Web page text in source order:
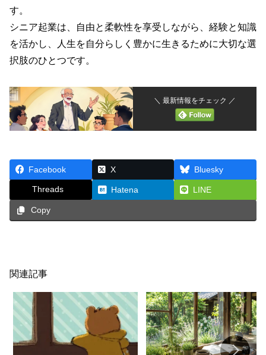
す。
シニア起業は、自由と柔軟性を享受しながら、経験と知識
を活かし、人生を自分らしく豊かに生きるために大切な選
択肢のひとつです。
＼ 最新情報をチェック ／
Facebook X Bluesky
Threads Hatena LINE
Copy
関連記事